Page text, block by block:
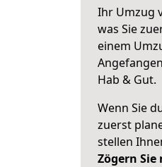
Ihr Umzug
was Sie
einem
Hab & Gut.
Wenn Sie
zuerst
stellen
Zögern